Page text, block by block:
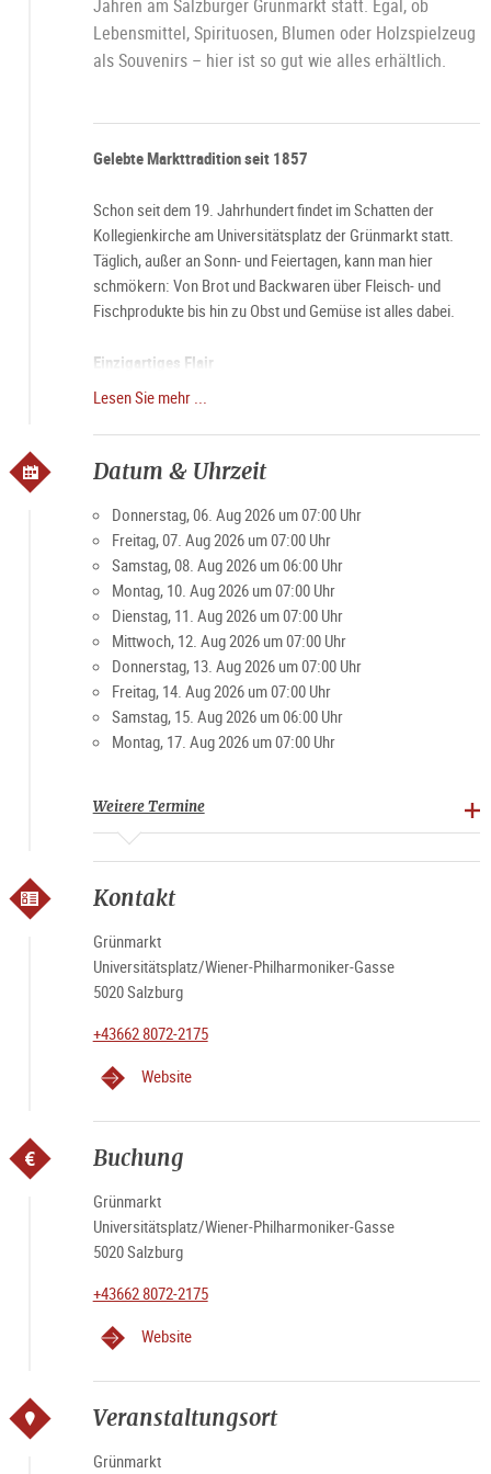
Jahren am Salzburger Grünmarkt statt. Egal, ob
Lebensmittel, Spirituosen, Blumen oder Holzspielzeug
als Souvenirs – hier ist so gut wie alles erhältlich.
Gelebte Markttradition seit 1857
Schon seit dem 19. Jahrhundert findet im Schatten der
Kollegienkirche am Universitätsplatz der Grünmarkt statt.
Täglich, außer an Sonn- und Feiertagen, kann man hier
schmökern: Von Brot und Backwaren über Fleisch- und
Fischprodukte bis hin zu Obst und Gemüse ist alles dabei.
Einzigartiges Flair
besondere Aura. Dann, wenn die Stände des Marktes schon
um 6 Uhr morgens ihre Pforten öffnen und die Stadt langsam
Besucher und Einheimische schätzen den Markt für die
gemütliche Atmosphäre. Vor allem am Wochenende ist der
Platz ein beliebter Treffpunkt für Jung und Alt.
Spezialitäten: Landwirtschaftliche Produkte, Brot, Gebäck,
Fleisch und Verarbeitungsprodukte, Obst, Gemüse,
Spirituosen
Marktzeiten
Feiertage)
Lesen Sie mehr ...
Datum & Uhrzeit
Donnerstag, 06. Aug 2026 um 07:00 Uhr
Freitag, 07. Aug 2026 um 07:00 Uhr
Samstag, 08. Aug 2026 um 06:00 Uhr
Montag, 10. Aug 2026 um 07:00 Uhr
Dienstag, 11. Aug 2026 um 07:00 Uhr
Mittwoch, 12. Aug 2026 um 07:00 Uhr
Donnerstag, 13. Aug 2026 um 07:00 Uhr
Freitag, 14. Aug 2026 um 07:00 Uhr
Samstag, 15. Aug 2026 um 06:00 Uhr
Montag, 17. Aug 2026 um 07:00 Uhr
Weitere Termine
Kontakt
Grünmarkt
Universitätsplatz/Wiener-Philharmoniker-Gasse
5020 Salzburg
+43662 8072-2175
Website
Buchung
Grünmarkt
Universitätsplatz/Wiener-Philharmoniker-Gasse
5020 Salzburg
+43662 8072-2175
Website
Veranstaltungsort
Grünmarkt